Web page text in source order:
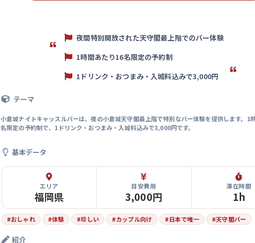
夜間特別開放された天守閣最上階でのバー体験
1時間あたり16名限定の予約制
1ドリンク・おつまみ・入城料込みで3,000円
テーマ
小倉城ナイトキャッスルバーは、夜の小倉城天守閣最上階で特別なバー体験を提供します。1
名限定の予約制で、1ドリンク・おつまみ・入城料込みで3,000円です。
基本データ
エリア
福岡県
目安費用
3,000円
滞在時間
1h
#おしゃれ #体験 #珍しい #カップル向け #日本で唯一 #天守閣バー
紹介